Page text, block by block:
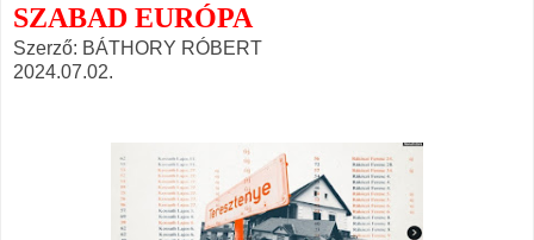
SZABAD EURÓPA
Szerző: BÁTHORY RÓBERT
2024.07.02.